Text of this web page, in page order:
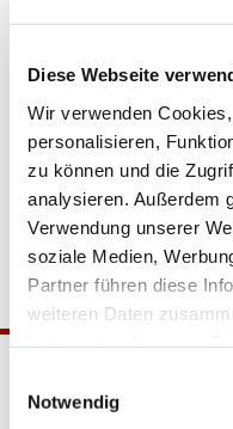
Diese Webseite
Wir verwenden
personalisieren,
zu können und die
analysieren. Außerdem
Verwendung unserer
soziale Medien,
Partner führen diese
weiteren Daten
Notwendig